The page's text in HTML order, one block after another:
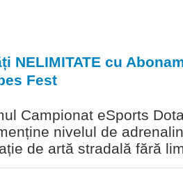
NELIMITATE cu
Fest
Campionat eSports
nivelul de
de artă stradală fără